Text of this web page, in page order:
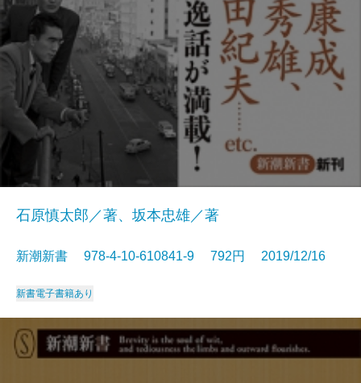
石原慎太郎／著、坂本忠雄／著
新潮新書 978-4-10-610841-9 792円 2019/12/16
新書電子書籍あり